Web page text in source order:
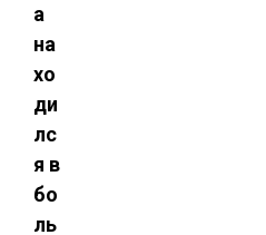
а
на
хо
ди
лс
я в
бо
ль